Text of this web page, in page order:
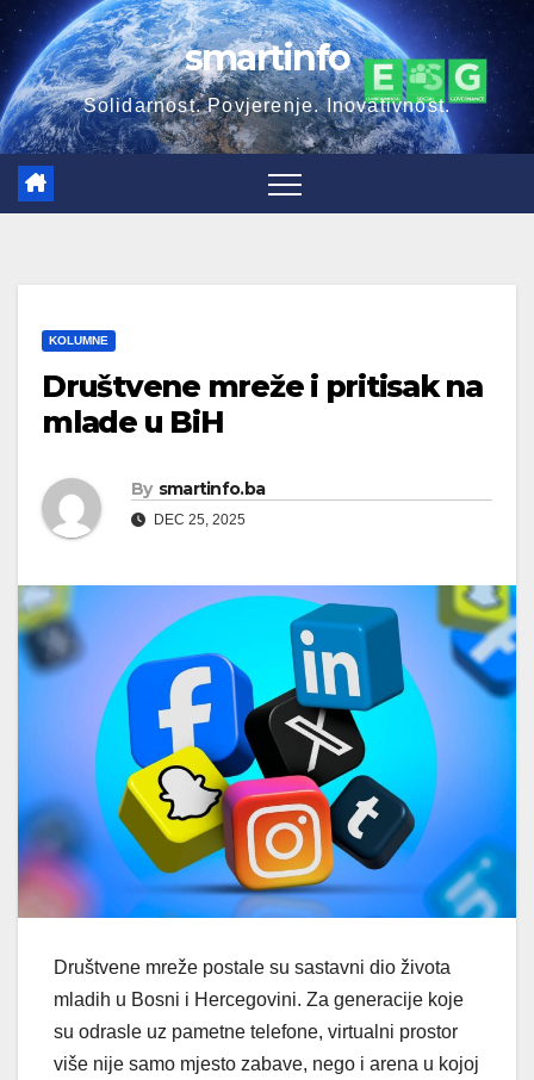
Skip
to
content
smartinfo
Solidarnost. Povjerenje. Inovativnost.
KOLUMNE
Društvene mreže i pritisak na
mlade u BiH
By smartinfo.ba
DEC 25, 2025
Društvene mreže postale su sastavni dio života
mladih u Bosni i Hercegovini. Za generacije koje
su odrasle uz pametne telefone, virtualni prostor
više nije samo mjesto zabave, nego i arena u kojoj